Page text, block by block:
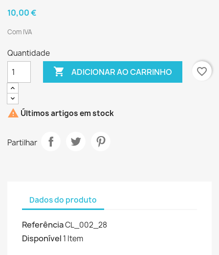
10,00 €
Com IVA
Quantidade
 ADICIONAR AO CARRINHO favorite_border
 Últimos artigos em stock
Partilhar
Dados do produto
ReferênciaCL_002_28
Disponível 1 Item